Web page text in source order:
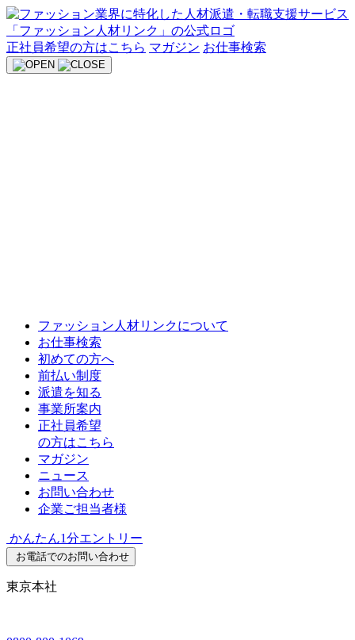
Skip
to
content
正社員希望の方はこちら マガジン お仕事検索
ファッション人材リンクについて
お仕事検索
初めての方へ
前払い制度
派遣を知る
事業所案内
正社員希望
の方はこちら
マガジン
ニュース
お問い合わせ
企業ご担当者様
かんたん1分エントリー
お電話でのお問い合わせ
東京本社